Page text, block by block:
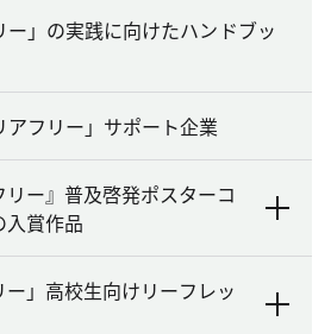
ー」の実践に向けたハンドブッ
フリー」サポート企業
リー』普及啓発ポスターコ
入賞作品
ー」高校生向けリーフレッ